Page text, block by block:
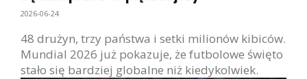
2026-06-24
48 drużyn, trzy państwa i setki milionów kibiców.
Mundial 2026 już pokazuje, że futbolowe święto
stało się bardziej globalne niż kiedykolwiek.